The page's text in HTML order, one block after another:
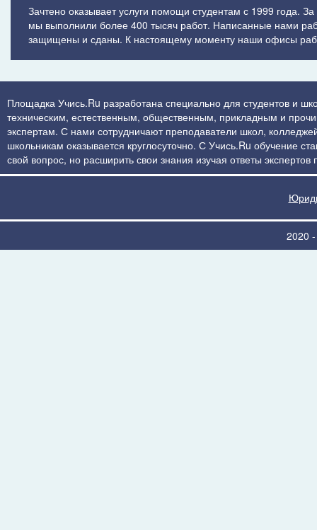
Зачтено оказывает услуги помощи студентам с 1999 года.
мы выполнили более 400 тысяч работ. Написанные нами
защищены и сданы. К настоящему моменту наши офисы
Площадка Учись.Ru разработана специально для студентов и
техническим, естественным, общественным, прикладным и
экспертам. С нами сотрудничают преподаватели школ,
школьникам оказывается круглосуточно. С Учись.Ru обучение
свой вопрос, но расширить свои знания изучая ответы
2020